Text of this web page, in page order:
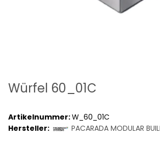
Würfel 60_01C
Artikelnummer:W_60_01C
Hersteller:
PACARADA MODULAR